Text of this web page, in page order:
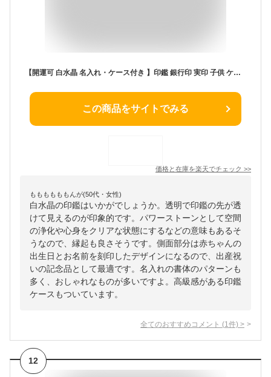
【開運可 白水晶 名入れ・ケース付き 】印鑑 銀行印 実印 子供 ケース付き 子ども 印鑑 銀行印 女性 アタリ いんかん かわいい 名入れ 刻印 出産祝い プレゼント ギフト お年玉 貯金 出生体重貯金 赤ちゃん 印鑑 男の子 女の子 卒業 記念品
この商品をサイトでみる
価格と在庫を楽天でチェック >>
ももももももんが(50代・女性)
白水晶の印鑑はいかがでしょうか。透明で印鑑の先が透
けて見えるのが印象的です。パワーストーンとして空間
の浄化や心身をクリアな状態にするなどの意味もあるそ
うなので、縁起も良さそうです。側面部分は赤ちゃんの
出生日とお名前を刻印したデザインになるので、出産祝
いの記念品として最適です。名入れの書体のパターンも
多く、おしゃれなものが多いですよ。高級感がある印鑑
ケースもついています。
全てのおすすめコメント (1 件) >
12